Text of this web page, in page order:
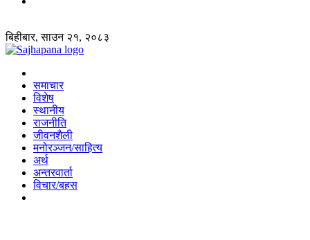
बिहीबार, साउन २१, २०८३
समाचार
विशेष
स्थानीय
राजनीति
जीवनशैली
मनोरञ्जन/साहित्य
अर्थ
अन्तरवार्ता
विचार/बहस